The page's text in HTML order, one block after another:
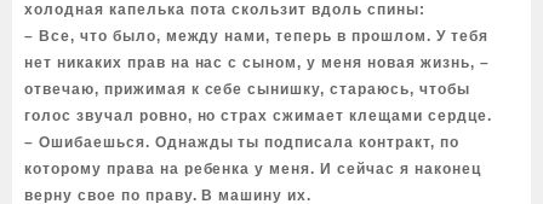
холодная капелька пота скользит вдоль спины:
– Все, что было, между нами, теперь в прошлом. У тебя
нет никаких прав на нас с сыном, у меня новая жизнь, –
отвечаю, прижимая к себе сынишку, стараюсь, чтобы
голос звучал ровно, но страх сжимает клещами сердце.
– Ошибаешься. Однажды ты подписала контракт, по
которому права на ребенка у меня. И сейчас я наконец
верну свое по праву. В машину их.